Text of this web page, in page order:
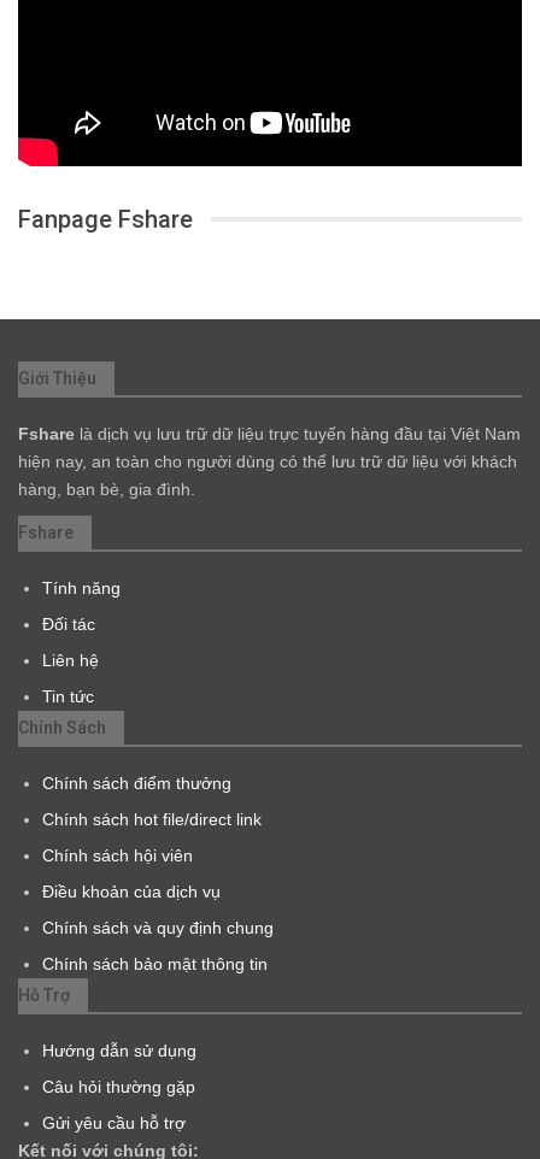
Fanpage Fshare
Giới Thiệu
Fshare là dịch vụ lưu trữ dữ liệu trực tuyến hàng đầu tại Việt Nam
hiện nay, an toàn cho người dùng có thể lưu trữ dữ liệu với khách
hàng, bạn bè, gia đình.
Fshare
Tính năng
Đối tác
Liên hệ
Tin tức
Chính Sách
Chính sách điểm thưởng
Chính sách hot file/direct link
Chính sách hội viên
Điều khoản của dịch vụ
Chính sách và quy định chung
Chính sách bảo mật thông tin
Hỗ Trợ
Hướng dẫn sử dụng
Câu hỏi thường gặp
Gửi yêu cầu hỗ trợ
Kết nối với chúng tôi: